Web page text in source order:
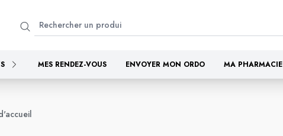
MES RENDEZ-VOUS ENVOYER MON ORDO MA PHARMACIE